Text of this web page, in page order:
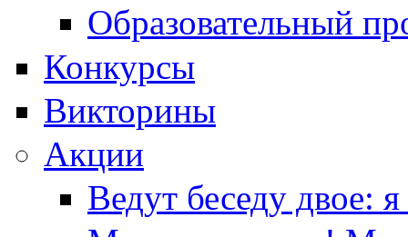
Образовательный
Конкурсы
Викторины
Акции
Ведут беседу двое: